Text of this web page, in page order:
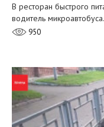
В ресторан быстрого
водитель
950